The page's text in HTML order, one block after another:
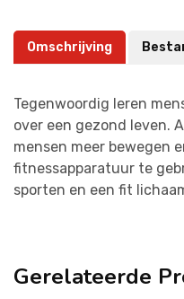
Omschrijving
Tegenwoordig leren
over een gezond leven.
mensen meer bewegen
fitnessapparatuur te
sporten en een fit
Gerelateerde